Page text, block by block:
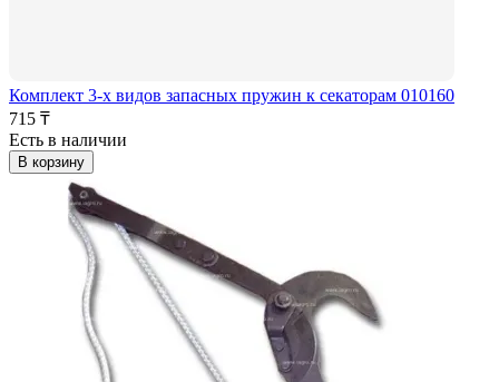
Комплект 3-х видов запасных пружин к секаторам 010160
715 ₸
Есть в наличии
В корзину